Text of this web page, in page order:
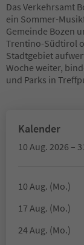
Das Verkehrsamt
ein Sommer-
Gemeinde Bozen
Trentino-Südtirol
Stadtgebiet
Woche weiter,
und Parks in
Kalender
10 Aug. 2026 –
10 Aug. (Mo.)
17 Aug. (Mo.)
24 Aug. (Mo.)